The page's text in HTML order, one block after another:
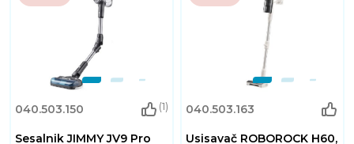
040.503.150 (1)
Sesalnik JIMMY JV9 Pro
040.503.163
Usisavač ROBOROCK H60,